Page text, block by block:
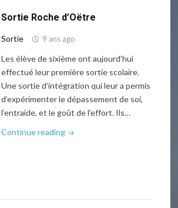
le
Sortie Roche d’Oëtre
Sortie 9 ans ago
Les élève de sixième ont aujourd’hui
effectué leur première sortie scolaire.
Une sortie d’intégration qui leur a permis
d’expérimenter le dépassement de soi,
l’entraide, et le goût de l’effort. Ils…
Continue reading"Sortie